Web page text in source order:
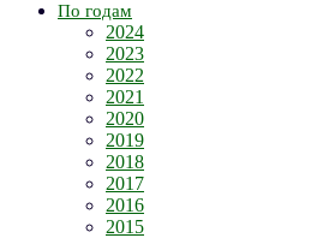
По годам
2024
2023
2022
2021
2020
2019
2018
2017
2016
2015